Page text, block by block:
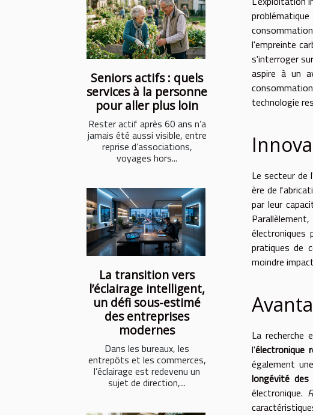
Seniors actifs : quels
services à la personne
pour aller plus loin
Rester actif après 60 ans n’a
jamais été aussi visible, entre
reprise d’associations,
voyages hors...
La transition vers
l’éclairage intelligent,
un défi sous-estimé
des entreprises
modernes
Dans les bureaux, les
entrepôts et les commerces,
l’éclairage est redevenu un
sujet de direction,...
l'empreinte
s'interroger
aspire à un
technologie
Le secteur de
ère de
par leur
électroniques
pratiques de
moindre
La recherche
l'électronique
également
longévité des
électronique.